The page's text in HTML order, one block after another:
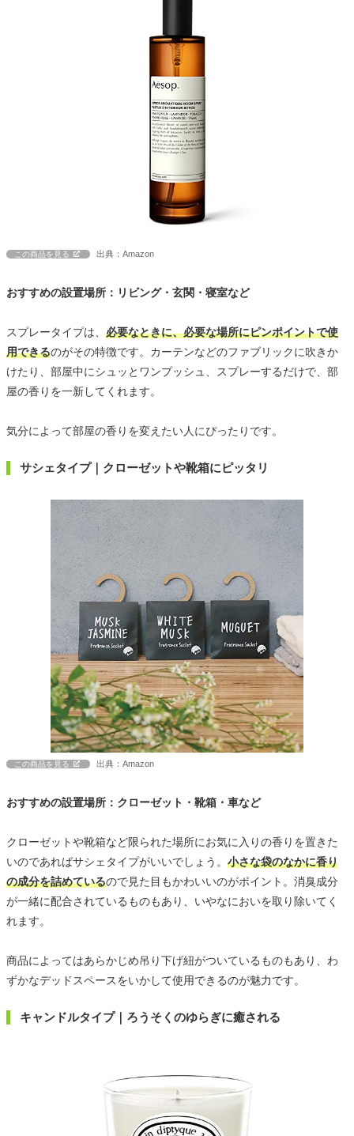
この商品を見る 出典：Amazon
おすすめの設置場所：リビング・玄関・寝室など
スプレータイプは、 必要なときに、必要な場所にピンポイントで使
用できるのがその特徴です。カーテンなどのファブリックに吹きか
けたり、部屋中にシュッとワンプッシュ、スプレーするだけで、部
屋の香りを一新してくれます。
気分によって部屋の香りを変えたい人にぴったりです。
サシェタイプ｜クローゼットや靴箱にピッタリ
この商品を見る 出典：Amazon
おすすめの設置場所：クローゼット・靴箱・車など
クローゼットや靴箱など限られた場所にお気に入りの香りを置きた
いのであればサシェタイプがいいでしょう。 小さな袋のなかに香り
の成分を詰めているので見た目もかわいいのがポイント。消臭成分
が一緒に配合されているものもあり、いやなにおいを取り除いてく
れます。
商品によってはあらかじめ吊り下げ紐がついているものもあり、わ
ずかなデッドスペースをいかして使用できるのが魅力です。
キャンドルタイプ｜ろうそくのゆらぎに癒される